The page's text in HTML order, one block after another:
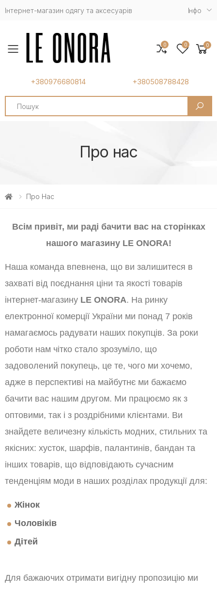
Інтернет-магазин одягу та аксесуарів Iнфо
Toggle mobile menu
+380976680814 +380508788428
Search
0 0 0
Про нас
Про Нас
Всім привіт, ми раді бачити вас на сторінках
нашого магазину LE ONORA!
Наша команда впевнена, що ви залишитеся в
захваті від поєднання ціни та якості товарів
інтернет-магазину LE ONORA. На ринку
електронної комерції України ми понад 7 років
намагаємось радувати наших покупців. За роки
роботи нам чітко стало зрозуміло, що
задоволений покупець, це те, чого ми хочемо,
адже в перспективі на майбутнє ми бажаємо
бачити вас нашим другом. Ми працюємо як з
оптовими, так і з роздрібними клієнтами. Ви
знайдете величезну кількість модних, стильних та
якісних: хусток, шарфів, палантинів, бандан та
інших товарів, що відповідають сучасним
тенденціям моди в наших розділах продукції для:
Жінок
Чоловіків
Дітей
Для бажаючих отримати вигідну пропозицію ми